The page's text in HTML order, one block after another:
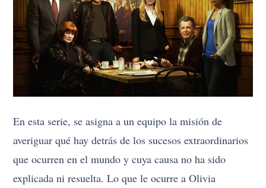
En esta serie, se asigna a un equipo la misión de
averiguar qué hay detrás de los sucesos extraordinarios
que ocurren en el mundo y cuya causa no ha sido
explicada ni resuelta. Lo que le ocurre a Olivia